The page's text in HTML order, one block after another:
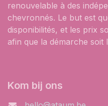
renouvelable à des
chevronnés. Le but est
disponibilités, et les prix
afin que la démarche soit
Kom bij ons